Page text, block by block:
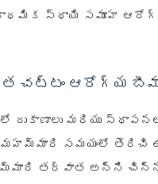
స్థాయి సమూహ ఆరోగ్య
చట్టం ఆరోగ్య
మరియు
సమయంలో తెరిచి
తర్వాత అన్ని